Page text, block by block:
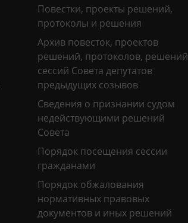
Повестки, проекты решений,
протоколы и решения
Архив повесток, проектов
решений, протоколов, решений
сессий Совета депутатов
предыдущих созывов
Сведения о признании судом
недействующими решений
Совета
Порядок посещения сессии
гражданами
Порядок обжалования
нормативных правовых
документов и иных решений